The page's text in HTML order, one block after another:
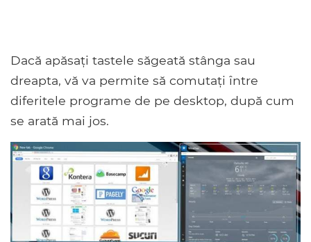
Dacă apăsați tastele săgeată stânga sau
dreapta, vă va permite să comutați între
diferitele programe de pe desktop, după cum
se arată mai jos.